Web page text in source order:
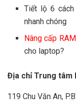
Tiết lộ 6 cách
nhanh chóng
Nâng cấp
cho laptop?
Địa chỉ Trung tâm
119 Chu Văn An,